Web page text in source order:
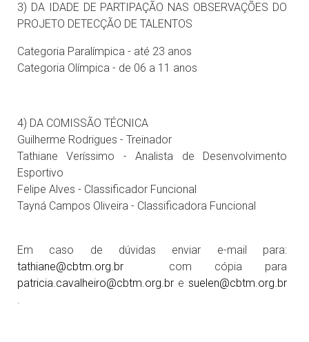
3) DA IDADE DE PARTIPAÇÃO NAS OBSERVAÇÕES DO
PROJETO DETECÇÃO DE TALENTOS
Categoria Paralímpica - até 23 anos
Categoria Olímpica - de 06 a 11 anos
4) DA COMISSÃO TÉCNICA
Guilherme Rodrigues - Treinador
Tathiane Veríssimo - Analista de Desenvolvimento
Esportivo
Felipe Alves - Classificador Funcional
Tayná Campos Oliveira - Classificadora Funcional
Em caso de dúvidas enviar e-mail para:
tathiane@cbtm.org.br com cópia para
patricia.cavalheiro@cbtm.org.br esuelen@cbtm.org.br
.